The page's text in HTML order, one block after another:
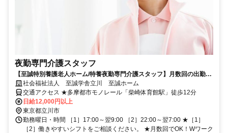
夜勤専門介護スタッフ
【至誠特別養護老人ホーム/特養夜勤専門介護スタッフ】月数回の出勤で
OK！マイペースに働けます！
社会福祉法人 至誠学舎立川 至誠ホーム
交通アクセス ★多摩都市モノレール「柴崎体育館駅」徒歩12分
日給12,000円以上
東京都立川市
勤務曜日・時間 ［1］17:00～翌9:00 ［2］22:00～翌7:00 ★［1］
［2］働きやすいシフトをご相談ください。 ★月数回でOK！Wワーク